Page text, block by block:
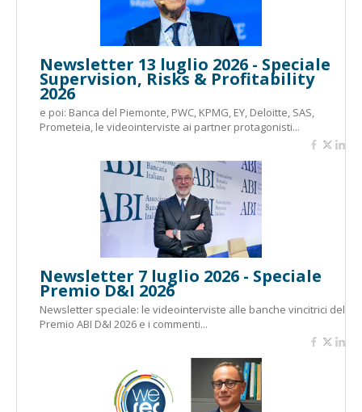
Newsletter 13 luglio 2026 - Speciale
Supervision, Risks & Profitability
2026
e poi: Banca del Piemonte, PWC, KPMG, EY, Deloitte, SAS,
Prometeia, le videointerviste ai partner protagonisti...
Newsletter 7 luglio 2026 - Speciale
Premio D&I 2026
Newsletter speciale: le videointerviste alle banche vincitrici del
Premio ABI D&I 2026 e i commenti...